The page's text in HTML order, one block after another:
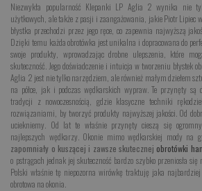
Niezwykła popularność Klepanki LP Aglia 2 wynika nie
użytkowych, ale także z pasji i zaangażowania, jakie Piotr Lipiec
błystka przechodzi przez jego ręce, co zapewnia najwyższą
Dzięki temu każda obrotówka jest unikalna i dopracowana do
swoje produkty, wprowadzając drobne ulepszenia, które
skuteczność. Jego doświadczenie i intuicja w tworzeniu błystek
Aglia 2 jest nie tylko narzędziem, ale również małym dziełem
na półce, jak i podczas wędkarskich wypraw. Te przynęty są
tradycji z nowoczesnością, gdzie klasyczne techniki
rozwiązaniami, by tworzyć produkty najwyższej jakości. Od
uciekniemy. Od lat te właśnie przynęty cieszą się
najlepszych wędkarzy. Okonie mimo wędkarskiej mody
zapomniały o kuszącej i zawsze skutecznej obrotówki
o pstrągach jednak jej skuteczność bardzo szybko przeniosła
Polski właśnie tę niepozorna wirówkę traktuję jaka
obrotowa na okonia.